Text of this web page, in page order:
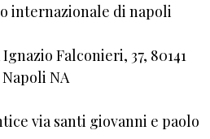
internazionale di napoli
Falconieri, 37, 80141
Napoli NA
via santi giovanni e paolo